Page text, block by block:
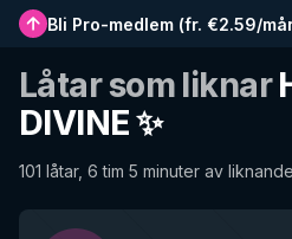
Bli Pro-medlem (fr. €2.59/
Låtar som liknar
DIVINE ✨
101 låtar, 6 tim 5 minuter av